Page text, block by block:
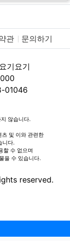
관 문의하기
기요기
01046
않습니다.
츠 및 이와 관련한
니다.
할 수 없으며
을 수 있습니다.
reserved.